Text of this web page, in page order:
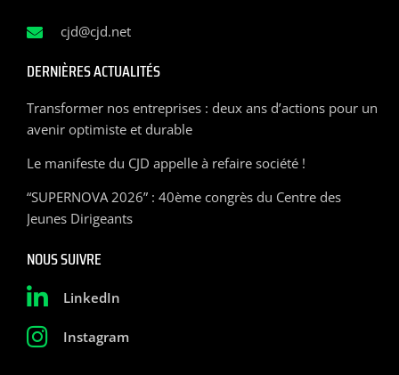
cjd@cjd.net
DERNIÈRES ACTUALITÉS
Transformer nos entreprises : deux ans d’actions pour un
avenir optimiste et durable
Le manifeste du CJD appelle à refaire société !
“SUPERNOVA 2026” : 40ème congrès du Centre des
Jeunes Dirigeants
NOUS SUIVRE
LinkedIn
Instagram